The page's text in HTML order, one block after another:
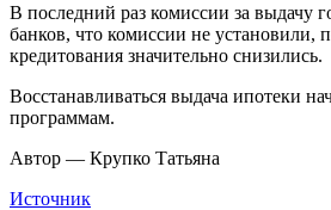
В последний раз комиссии за выдачу
банков, что комиссии не установили,
кредитования значительно снизились.
Восстанавливаться выдача ипотеки
программам.
Автор — Крупко Татьяна
Источник